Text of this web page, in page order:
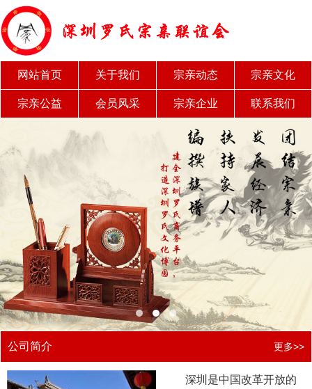
网站首页 关于我们 宗亲动态 宗亲文化
宗亲公益 会员风采 宗亲企业 联系我们
公司简介 更多>>
深圳是中国改革开放的